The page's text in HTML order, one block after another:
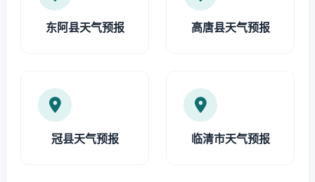
东阿县天气预报 高唐县天气预报
冠县天气预报 临清市天气预报